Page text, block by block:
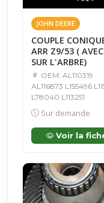
JOHN DEERE
COUPLE
ARR Z9/53 (
SUR L'ARBRE)
OEM: AL110319
AL116873 L155496
L78040 L113251
Sur demande
Voir la